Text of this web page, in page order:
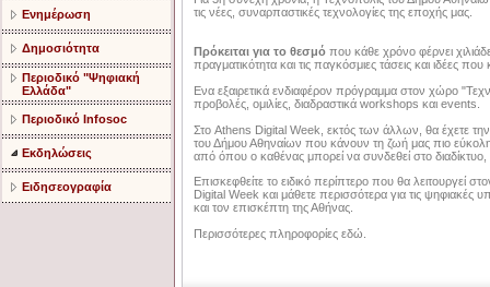
Ενημέρωση
Δημοσιότητα
Περιοδικό "Ψηφιακή
Ελλάδα"
Περιοδικό Infosoc
Εκδηλώσεις
Ειδησεογραφία
τις νέες, συναρπαστικές τεχνολογίες της εποχής μας.
Πρόκειται για το θεσμό που κάθε χρόνο φέρνει
πραγματικότητα και τις παγκόσμιες τάσεις και ιδέες
Ενα εξαιρετικά ενδιαφέρον πρόγραμμα στον χώρο
προβολές, ομιλίες, διαδραστικά workshops και events.
Στο Athens Digital Week, εκτός των άλλων, θα έχετε την
του Δήμου Αθηναίων που κάνουν τη ζωή μας πιο
από όπου ο καθένας μπορεί να συνδεθεί στο
Επισκεφθείτε το ειδικό περίπτερο που θα λειτουργεί
Digital Week και μάθετε περισσότερα για τις ψηφιακές
και τον επισκέπτη της Αθήνας.
Περισσότερες πληροφορίες εδώ.